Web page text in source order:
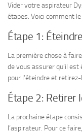
Vider votre aspirateur
étapes. Voici comment
Étape 1:
La première chose à
de vous assurer qu’il
pour l’éteindre et
Étape 2: Retirer
La prochaine étape
l’aspirateur. Pour ce